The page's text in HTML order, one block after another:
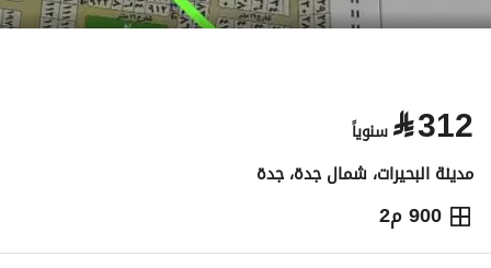
⃁312 سنوياً
مدينة البحيرات، شمال جدة، جدة
900 م2
⃁
312سنوياً